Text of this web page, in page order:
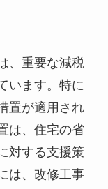
、重要な減税
います。特に
置が適用され
は、住宅の省
対する支援策
は、改修工事